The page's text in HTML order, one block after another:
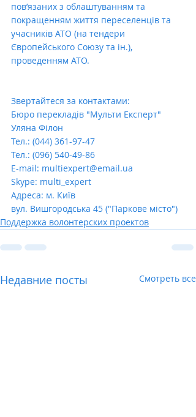
пов’язаних з облаштуванням та
покращенням життя переселенців та
учасників АТО (на тендери
Європейського Союзу та ін.),
проведенням АТО.
Звертайтеся за контактами:
Бюро перекладів "Мульти Експерт"
Уляна Філон
Тел.: (044) 361-97-47
Тел.: (096) 540-49-86
E-mail: multiexpert@email.ua
Skype: multi_expert
Адреса: м. Київ
вул. Вишгородська 45 ("Паркове місто")
Поддержка волонтерских проектов
Недавние посты Смотреть все